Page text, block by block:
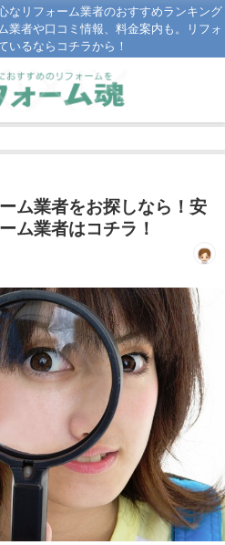
なリフォーム業者のおすすめランキング
業者や口コミ情報、料金案内も。リフォ
いるならコチラから！
ム業者をお探しなら！安
ム業者はコチラ！